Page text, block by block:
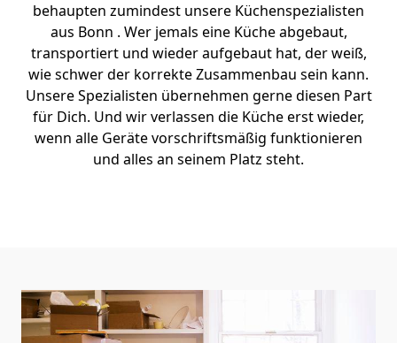
behaupten zumindest unsere Küchenspezialisten
aus Bonn . Wer jemals eine Küche abgebaut,
transportiert und wieder aufgebaut hat, der weiß,
wie schwer der korrekte Zusammenbau sein kann.
Unsere Spezialisten übernehmen gerne diesen Part
für Dich. Und wir verlassen die Küche erst wieder,
wenn alle Geräte vorschriftsmäßig funktionieren
und alles an seinem Platz steht.